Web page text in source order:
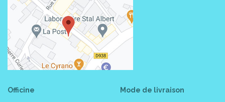
Officine Mode de livraison